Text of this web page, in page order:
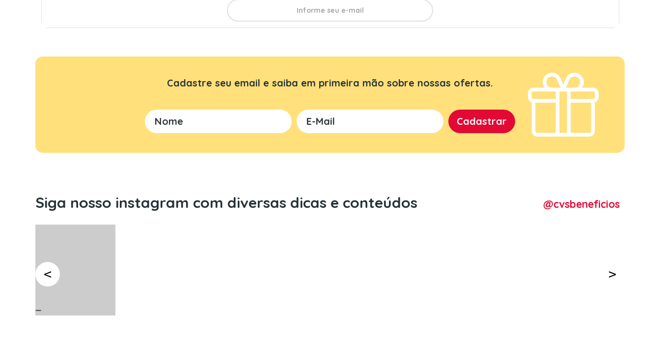
Cadastre seu email e saiba em primeira mão sobre nossas ofertas.
Siga nosso instagram com diversas dicas e conteúdos @cvsbeneficios